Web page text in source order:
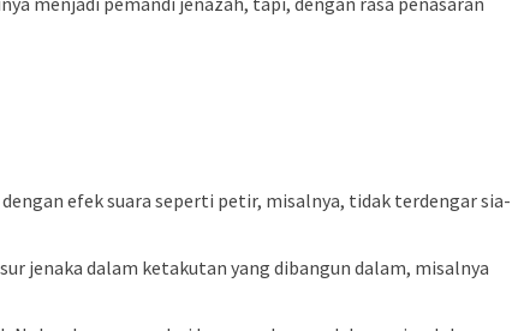
efek suara seperti petir, misalnya, tidak terdengar sia-
jenaka dalam ketakutan yang dibangun dalam, misalnya